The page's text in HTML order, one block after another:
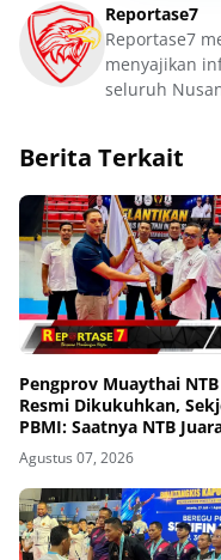
Reportase7
Reportase7
menyajikan
seluruh
Berita Terkait
Pengprov Muaythai NTB
Resmi Dikukuhkan,
PBMI: Saatnya NTB
Agustus 07, 2026